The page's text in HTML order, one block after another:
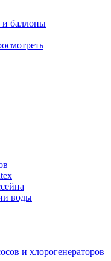
и баллоны
воды
и хлорогенераторов